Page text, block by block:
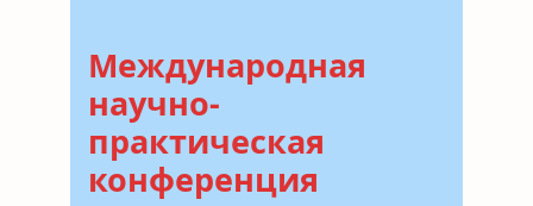
Международная
научно-
практическая
конференция